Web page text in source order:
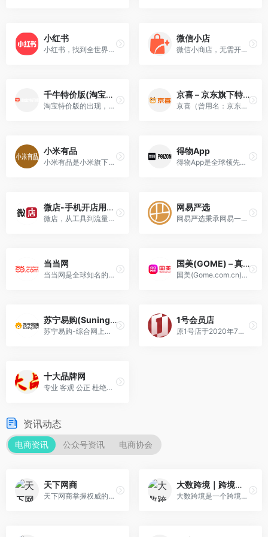
小红书
小红书，找到全世界的好东西！和全球千万用户一起分享海外新货，笔记多多、测评满满，足不出户就能逛遍全世界，选购必备的海外口碑单品、护肤彩妆、时尚穿搭、家电数码、保健美食！
微信小店
微信小商店，无需开发，免费开店，帮助商家快速生成卖货小程序 享有完整小商店功能，适合无开发能力且没有小程序的商家注册。
千牛特价版(淘宝特价版)
淘宝特价版的出现，是为了“消费分级”，把喜爱低价的用户从拼多多手里抢回来。上线三个月的时间，活跃用户就已经达到4000万，淘宝特价版也是不可小觑的。
京喜 – 京东旗下特价购物平台
京喜（曾用名：京东拼购）是京东集团旗下的社交电商平台，是以全面升级的拼购业务为核心，以微信为主要载体，基于包括微信、手Q两大亿级平台在内的六大移动端渠道，打造的全域社交
小米有品
小米有品是小米旗下精品生活电商平台，也是小米“新零售”战略的重要一环。依托小米生态链体系，延续小米的“爆品”模式，致力于将“小米式的性价比”延伸到更广泛的家居生活领域。
得物App
得物App是全球领先的集正品潮流电商和潮流生活社区于一体的新一代潮流网购社区。
微店-手机开店用微店
微店，从工具到流量，一站式解决社交网络开店的所有问题。1分钟完成开店，无需缴费，立即开展你的微信生意。
网易严选
网易严选秉承网易一贯的严谨态度，深入世界各地，严格把关所有商品的产地、工艺、原材料，甄选居家、厨房、饮食等各类商品，力求给你最优质的商品。
当当网
当当网是全球知名的综合性网上购物商城
国美(GOME) – 真快乐
国美(Gome.com.cn)国美电器唯一官方网上商城
苏宁易购(Suning.com)
苏宁易购-综合网上购物平台，商品涵盖家电、手机、电脑、超市、母婴、服装、百货、海外购等品类。
1号会员店
原1号店于2020年7月22日正式升级为1号会员店
十大品牌网
专业 客观 公正 杜绝刷票 查询免费 谢绝竞价排名！
资讯动态
电商资讯 公众号资讯 电商协会
天下网商
天下网商掌握权威的电商资讯和人脉，专注为新网商提供专业原创的电商资讯、知识，同时还提供天猫和淘宝商家集培训、营销、实战于一体的系统化服务，成为电商第一入口
大数跨境｜跨境电商从业者专属的媒体平台
大数跨境是一个跨境电商互联网平台，是给更多想要跨境出海、在海外掘金的人们搭建的平台，帮您轻松了解海外信息和海外趋势，为您解读海外资讯、行业洞察、卖家生态，助力品牌走向世界。